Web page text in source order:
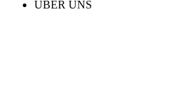
ÜBER UNS